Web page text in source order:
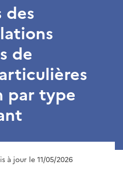
des
de
par type
à jour le 11/05/2026